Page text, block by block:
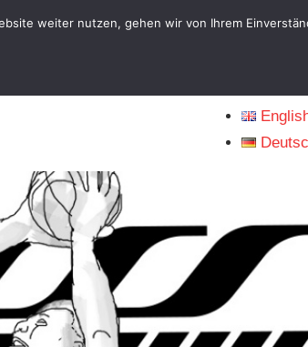
weiter nutzen, gehen wir von Ihrem